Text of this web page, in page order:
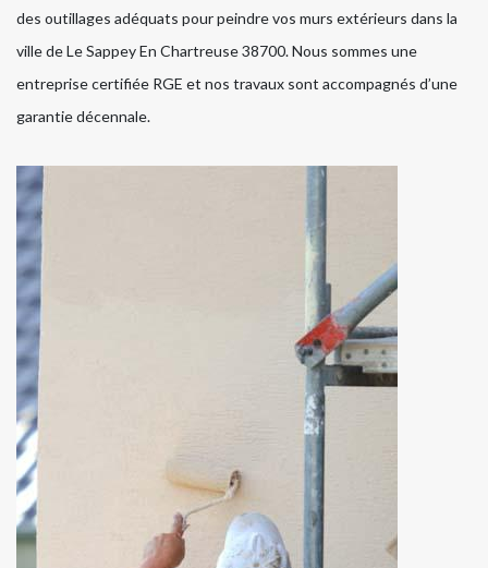
des outillages adéquats pour peindre vos murs extérieurs dans la
ville de Le Sappey En Chartreuse 38700. Nous sommes une
entreprise certifiée RGE et nos travaux sont accompagnés d’une
garantie décennale.